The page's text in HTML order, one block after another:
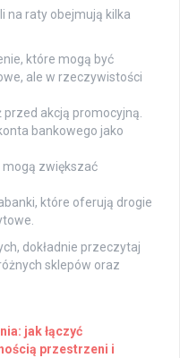
na raty obejmują kilka
które mogą być
ale w rzeczywistości
akcją promocyjną.
bankowego jako
mogą zwiększać
które oferują drogie
dokładnie przeczytaj
sklepów oraz
jak łączyć
przestrzeni i